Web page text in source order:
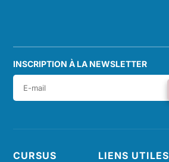
INSCRIPTION À LA NEWSLETTER
CURSUS
LIENS UTILES